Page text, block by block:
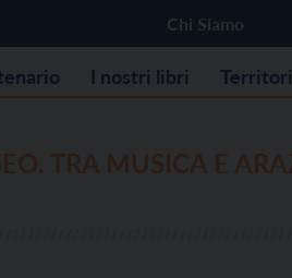
Chi Siamo
I nostri libri Territori